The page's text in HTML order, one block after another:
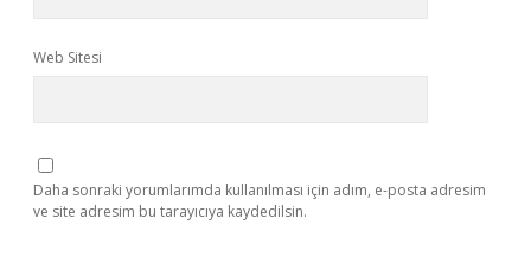
Web Sitesi
Daha sonraki yorumlarımda kullanılması için adım, e-posta adresim
ve site adresim bu tarayıcıya kaydedilsin.